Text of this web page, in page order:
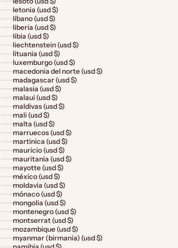
letonia (usd $)
líbano (usd $)
liberia (usd $)
libia (usd $)
liechtenstein (usd $)
lituania (usd $)
luxemburgo (usd $)
macedonia del norte (usd $)
madagascar (usd $)
malasia (usd $)
malaui (usd $)
maldivas (usd $)
mali (usd $)
malta (usd $)
marruecos (usd $)
martinica (usd $)
mauricio (usd $)
mauritania (usd $)
mayotte (usd $)
méxico (usd $)
moldavia (usd $)
mónaco (usd $)
mongolia (usd $)
montenegro (usd $)
montserrat (usd $)
mozambique (usd $)
myanmar (birmania) (usd $)